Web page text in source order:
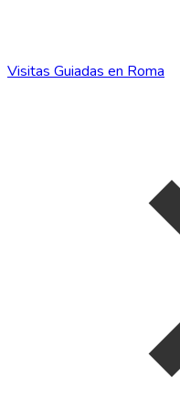
Visitas Guiadas en Roma